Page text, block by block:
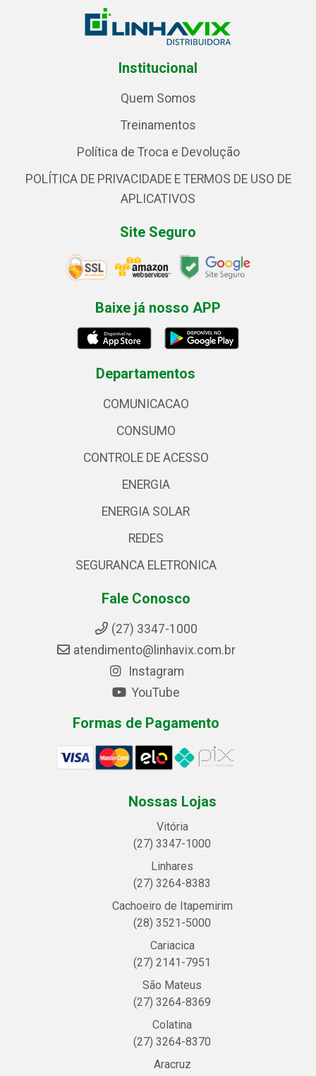
Institucional
Quem Somos
Treinamentos
Política de Troca e Devolução
POLÍTICA DE PRIVACIDADE E TERMOS DE USO DE
APLICATIVOS
Site Seguro
Baixe já nosso APP
Departamentos
COMUNICACAO
CONSUMO
CONTROLE DE ACESSO
ENERGIA
ENERGIA SOLAR
REDES
SEGURANCA ELETRONICA
Fale Conosco
(27) 3347-1000
atendimento@linhavix.com.br
Instagram
YouTube
Formas de Pagamento
Nossas Lojas
Vitória
(27) 3347-1000
Linhares
(27) 3264-8383
Cachoeiro de Itapemirim
(28) 3521-5000
Cariacica
(27) 2141-7951
São Mateus
(27) 3264-8369
Colatina
(27) 3264-8370
Aracruz